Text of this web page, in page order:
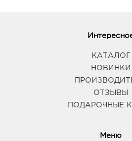
КАТАЛОГ
НОВИНКИ
ОТЗЫВЫ
ПОДАРОЧНЫЕ
Меню